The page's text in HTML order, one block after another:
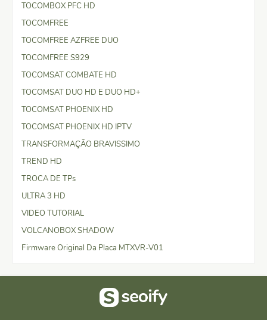
TOCOMBOX PFC HD
TOCOMFREE
TOCOMFREE AZFREE DUO
TOCOMFREE S929
TOCOMSAT COMBATE HD
TOCOMSAT DUO HD E DUO HD+
TOCOMSAT PHOENIX HD
TOCOMSAT PHOENIX HD IPTV
TRANSFORMAÇÃO BRAVISSIMO
TREND HD
TROCA DE TPs
ULTRA 3 HD
VIDEO TUTORIAL
VOLCANOBOX SHADOW
Firmware Original Da Placa MTXVR-V01